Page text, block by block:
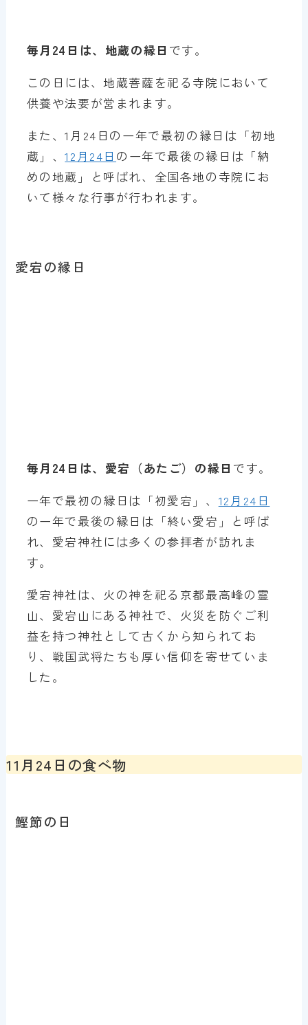
毎月24日は、地蔵の縁日 です。
この日には、地蔵菩薩を祀る寺院において
供養や法要が営まれます。
また、1月24日の一年で最初の縁日は「初地
蔵」、12月24日 の一年で最後の縁日は「納
めの地蔵」と呼ばれ、全国各地の寺院にお
いて様々な行事が行われます。
愛宕の縁日
毎月24日は、愛宕（あたご）の縁日 です。
一年で最初の縁日は「初愛宕」、 12月24日
の一年で最後の縁日は「終い愛宕」と呼ば
れ、愛宕神社には多くの参拝者が訪れま
す。
愛宕神社は、火の神を祀る京都最高峰の霊
山、愛宕山にある神社で、火災を防ぐご利
益を持つ神社として古くから知られてお
り、戦国武将たちも厚い信仰を寄せていま
した。
11月24日の食べ物
鰹節の日